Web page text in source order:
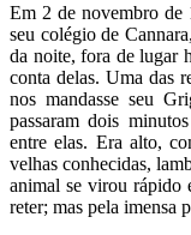
Em 2 de novembro de
seu colégio de
da noite, fora de lugar
conta delas. Uma das
nos mandasse seu
passaram dois
entre elas. Era alto,
velhas conhecidas,
animal se virou rápido
reter; mas pela imensa